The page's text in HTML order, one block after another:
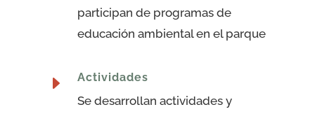
participan de programas de
educación ambiental en el parque
E Actividades
Se desarrollan actividades y